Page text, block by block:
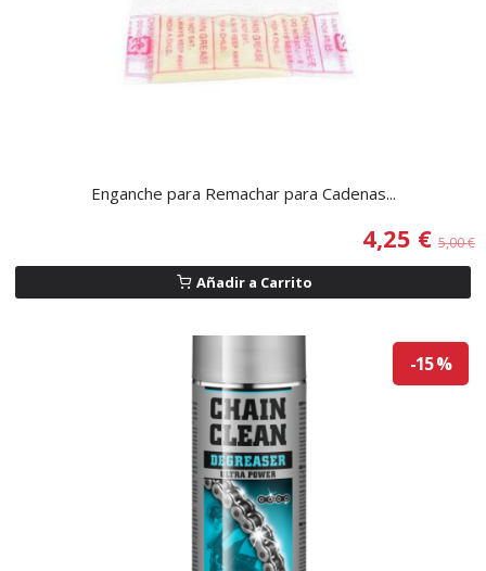
Enganche para Remachar para Cadenas...
4,25 € 5,00 €
Añadir a Carrito
-15 %